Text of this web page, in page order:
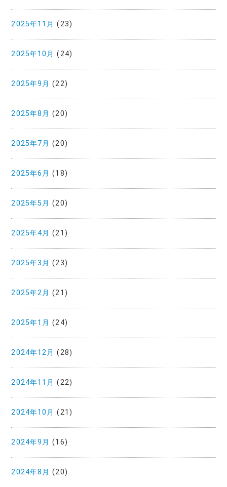
2025年11月 (23)
2025年10月 (24)
2025年9月 (22)
2025年8月 (20)
2025年7月 (20)
2025年6月 (18)
2025年5月 (20)
2025年4月 (21)
2025年3月 (23)
2025年2月 (21)
2025年1月 (24)
2024年12月 (28)
2024年11月 (22)
2024年10月 (21)
2024年9月 (16)
2024年8月 (20)